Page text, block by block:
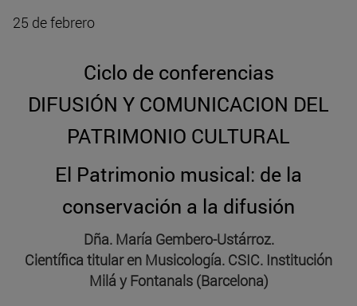
25 de febrero
Ciclo de conferencias
DIFUSIÓN Y COMUNICACION DEL
PATRIMONIO CULTURAL
El Patrimonio musical: de la
conservación a la difusión
Dña. María Gembero-Ustárroz.
Científica titular en Musicología. CSIC. Institución
Milá y Fontanals (Barcelona)